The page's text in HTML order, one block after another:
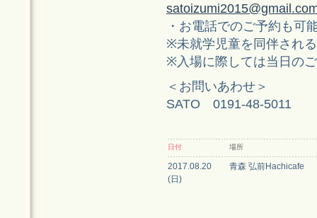
・お電話でのご予約も可
※未就学児童を同伴され
※入場に際しては当日の
＜お問いあわせ＞
SATO 0191-48-5011
日付 場所
2017.08.20
(日)
青森 弘前Hachicafe